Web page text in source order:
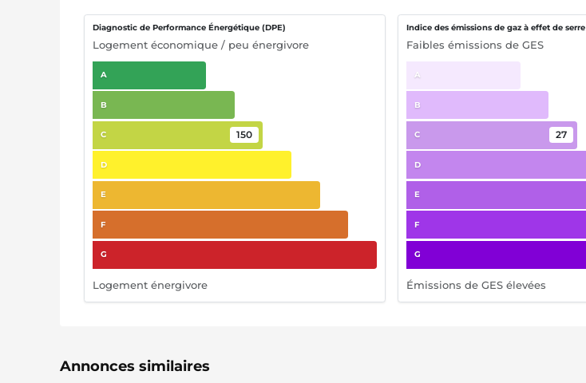
Diagnostic de Performance Énergétique (DPE)
Logement économique / peu énergivore
A
B
C 150
D
E
F
G
Logement énergivore
Indice des émissions de gaz à effet de serre
Faibles émissions de GES
A
B
C 27
D
E
F
G
Émissions de GES élevées
Annonces similaires